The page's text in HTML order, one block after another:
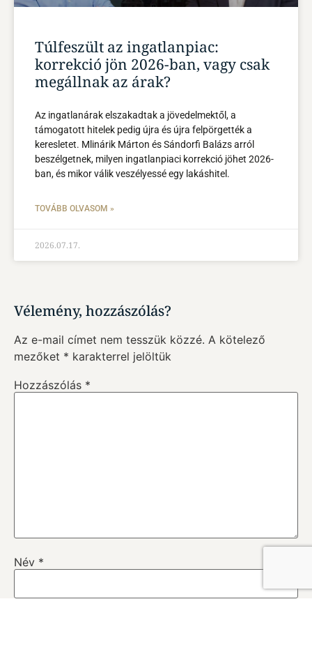
Túlfeszült az ingatlanpiac:
korrekció jön 2026-ban, vagy csak
megállnak az árak?
Az ingatlanárak elszakadtak a jövedelmektől, a
támogatott hitelek pedig újra és újra felpörgették a
keresletet. Mlinárik Márton és Sándorfi Balázs arról
beszélgetnek, milyen ingatlanpiaci korrekció jöhet 2026-
ban, és mikor válik veszélyessé egy lakáshitel.
TOVÁBB OLVASOM »
2026.07.17.
Vélemény, hozzászólás?
Az e-mail címet nem tesszük közzé. A kötelező
mezőket * karakterrel jelöltük
Hozzászólás *
Név *